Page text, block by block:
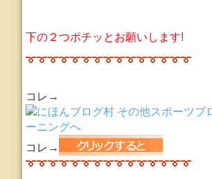
下の２つポチッとお願いします!
コレ→
コレ→